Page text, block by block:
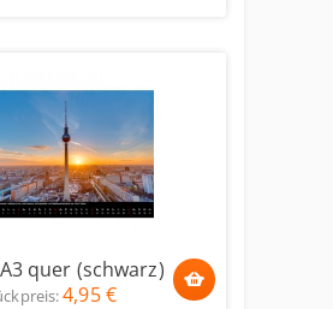
quer (schwarz)
4,95 €